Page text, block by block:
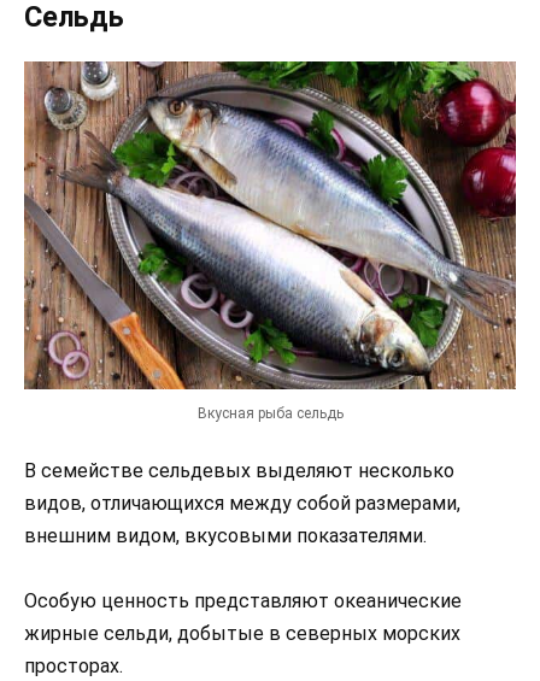
Сельдь
Вкусная рыба сельдь
В семействе сельдевых выделяют несколько
видов, отличающихся между собой размерами,
внешним видом, вкусовыми показателями.
Особую ценность представляют океанические
жирные сельди, добытые в северных морских
просторах.